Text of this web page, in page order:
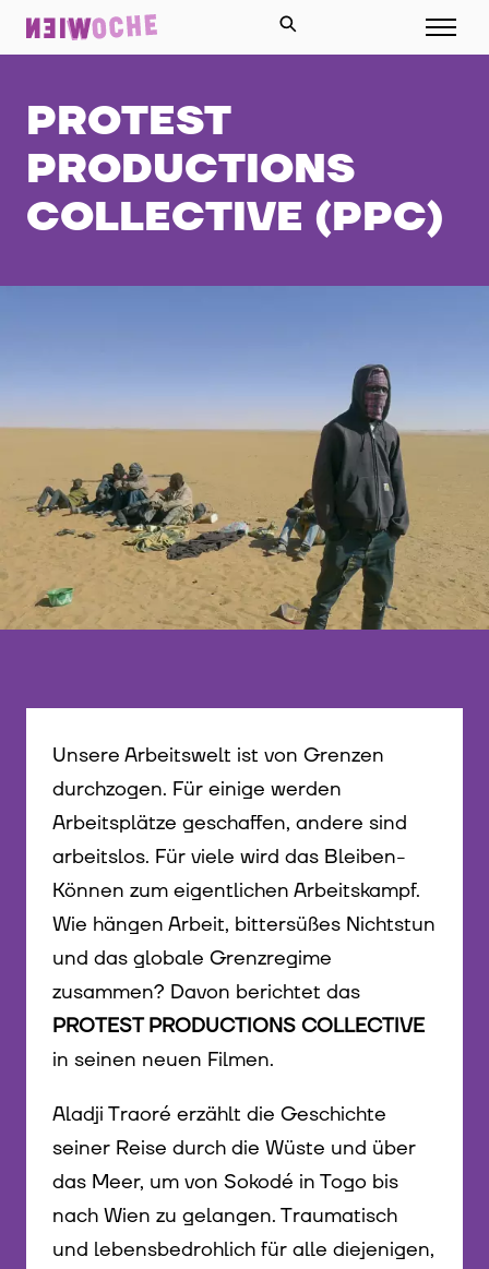
PROTEST
PRODUCTIONS
COLLECTIVE (PPC)
Unsere Arbeitswelt ist von Grenzen
durchzogen. Für einige werden
Arbeitsplätze geschaffen, andere sind
arbeitslos. Für viele wird das Bleiben-
Können zum eigentlichen Arbeitskampf.
Wie hängen Arbeit, bittersüßes Nichtstun
und das globale Grenzregime
zusammen? Davon berichtet das
PROTEST PRODUCTIONS COLLECTIVE
in seinen neuen Filmen.
Aladji Traoré erzählt die Geschichte
seiner Reise durch die Wüste und über
das Meer, um von Sokodé in Togo bis
nach Wien zu gelangen. Traumatisch
und lebensbedrohlich für alle diejenigen,